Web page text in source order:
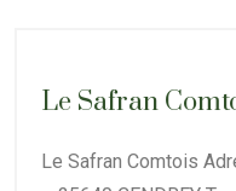
Le Safran
Le Safran Comtois